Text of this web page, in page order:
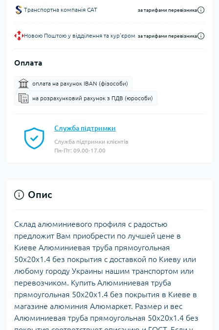
Транспортна компанія CAT за тарифами перевізника
Новою Поштою у відділення та кур'єром за тарифами перевізника
Оплата
оплата на рахунок IBAN (фізособи)
на розрахунковий рахунок з ПДВ (юрособи)
Служба підтримки
Служба підтримки клієнтів
Пн-Пт: 09.00-17.00
Опис
Склад алюминиевого профиля с радостью
предложит Вам приобрести по лучшей цене в
Киеве Алюминиевая труба прямоугольная
50х20х1.4 без покрытия с доставкой по Киеву или
любому городу Украины нашим транспортом или
перевозчиком. Купить Алюминиевая труба
прямоугольная 50х20х1.4 без покрытия в Киеве в
магазине алюминия Алюмаркет. Размер и вес
Алюминиевая труба прямоугольная 50х20х1.4 без